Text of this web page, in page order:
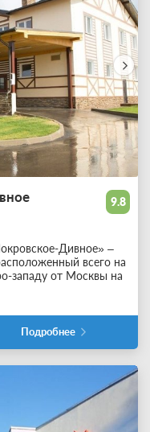
9.8
Дивное» –
всего на
западу от Москвы на
Подробнее